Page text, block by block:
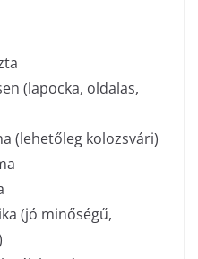
(lapocka, oldalas,
(lehetőleg kolozsvári)
(jó minőségű,